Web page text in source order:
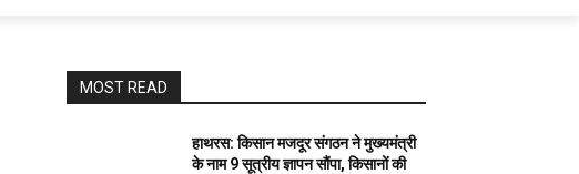
MOST READ
हाथरस: किसान मजदूर संगठन ने मुख्यमंत्री
के नाम 9 सूत्रीय ज्ञापन सौंपा, किसानों की